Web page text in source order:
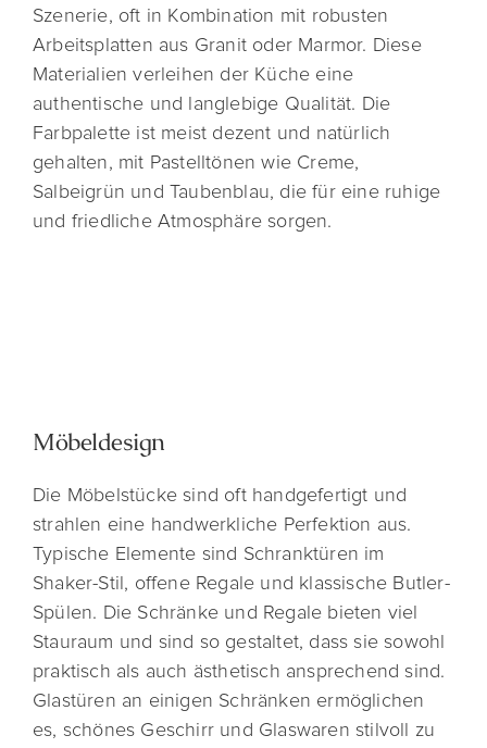
Szenerie, oft in Kombination mit robusten
Arbeitsplatten aus Granit oder Marmor. Diese
Materialien verleihen der Küche eine
authentische und langlebige Qualität. Die
Farbpalette ist meist dezent und natürlich
gehalten, mit Pastelltönen wie Creme,
Salbeigrün und Taubenblau, die für eine ruhige
und friedliche Atmosphäre sorgen.
Möbeldesign
Die Möbelstücke sind oft handgefertigt und
strahlen eine handwerkliche Perfektion aus.
Typische Elemente sind Schranktüren im
Shaker-Stil, offene Regale und klassische Butler-
Spülen. Die Schränke und Regale bieten viel
Stauraum und sind so gestaltet, dass sie sowohl
praktisch als auch ästhetisch ansprechend sind.
Glastüren an einigen Schränken ermöglichen
es, schönes Geschirr und Glaswaren stilvoll zu